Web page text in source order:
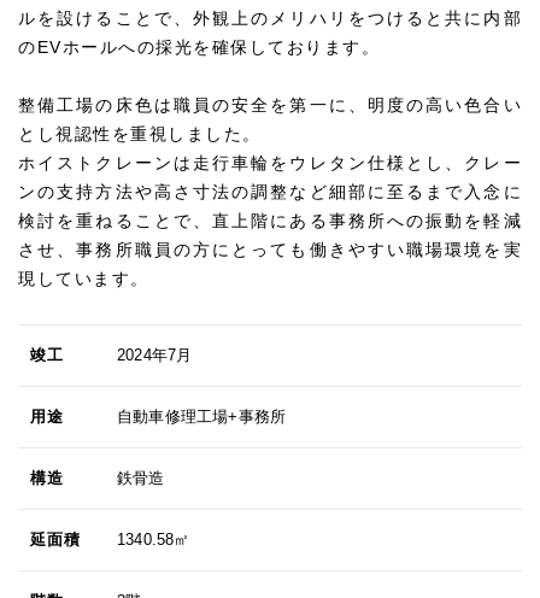
ルを設けることで、外観上のメリハリをつけると共に内部
のEVホールへの採光を確保しております。
整備工場の床色は職員の安全を第一に、明度の高い色合い
とし視認性を重視しました。
ホイストクレーンは走行車輪をウレタン仕様とし、クレー
ンの支持方法や高さ寸法の調整など細部に至るまで入念に
検討を重ねることで、直上階にある事務所への振動を軽減
させ、事務所職員の方にとっても働きやすい職場環境を実
現しています。
竣工 2024年7月
用途 自動車修理工場+事務所
構造 鉄骨造
延面積 1340.58㎡